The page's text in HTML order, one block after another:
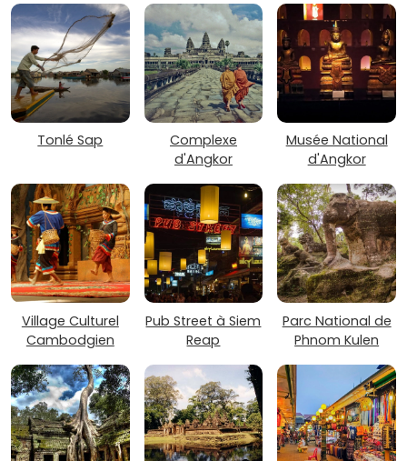
Tonlé Sap
Complexe
d'Angkor
Musée National
d'Angkor
Village Culturel
Cambodgien
Pub Street à Siem
Reap
Parc National de
Phnom Kulen